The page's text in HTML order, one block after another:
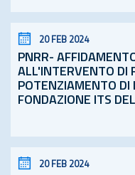
20 FEB 2024
PNRR-
ALL'INTERVENTO DI
POTENZIAMENTO DI
FONDAZIONE ITS
20 FEB 2024